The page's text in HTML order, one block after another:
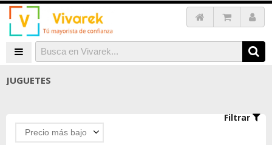
JUGUETES
Filtrar
Precio más bajo